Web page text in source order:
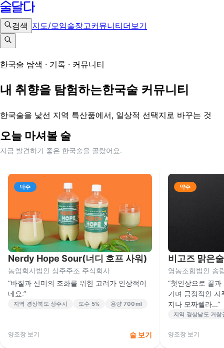
검색 지도/모임술장고커뮤니티더보기
한국술 탐색 · 기록 · 커뮤니티
내 취향을 탐험하는한국술 커뮤니티
한국술을 낯선 지역 특산품에서, 일상적 선택지로 바꾸는 것
오늘 마셔볼 술
지금 발견하기 좋은 한국술을 골랐어요.
탁주
Nerdy Hope Sour(너디 호프 사워)
농업회사법인 상주주조 주식회사
“바질과 산미의 조화를 위한 고려가 인상적이
네요.”
지역 경상북도 상주시 도수 5% 용량 700ml
양조장 보기 술 보기
약주
비고즈 맑은
영농조합법인 송
“첫인상으로 꿀
가며 긍정적인 지
지나 모짜렐라...”
지역 경상남도 거창
양조장 보기